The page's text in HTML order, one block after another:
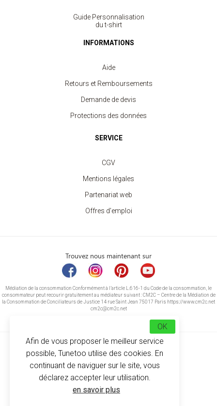
Guide Personnalisation
du t-shirt
INFORMATIONS
Aide
Retours et Remboursements
Demande de devis
Protections des données
SERVICE
CGV
Mentions légales
Partenariat web
Offres d'emploi
Trouvez nous maintenant sur
Médiation de la consommation Conformément à l’article L.616-1 du Code de la consommation, le
consommateur peut recourir gratuitement au médiateur suivant : CM2C – Centre de la Médiation de
la Consommation de Conciliateurs de Justice 14 rue Saint Jean 75017 Paris https://www.cm2c.net
cm2c@cm2c.net
© Copyright 2026 -Tunetoo
Afin de vous proposer le meilleur service
possible, Tunetoo utilise des cookies. En
continuant de naviguer sur le site, vous
déclarez accepter leur utilisation.
en savoir plus
OK